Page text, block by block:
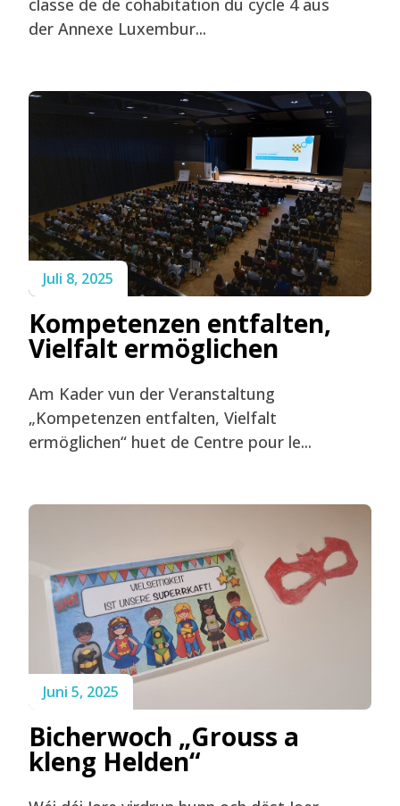
classe de de cohabitation du cycle 4 aus
der Annexe Luxembur...
Juli 8, 2025
Kompetenzen entfalten,
Vielfalt ermöglichen
Am Kader vun der Veranstaltung
„Kompetenzen entfalten, Vielfalt
ermöglichen“ huet de Centre pour le...
Juni 5, 2025
Bicherwoch „Grouss a
kleng Helden“